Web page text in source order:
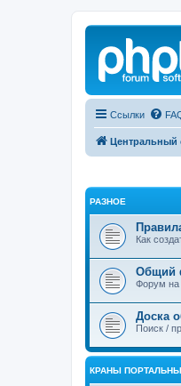
Ссылки
Центральный
РАЗНОЕ
Как
Общий
Форум на
Доска
Поиск /
КРАНЫ